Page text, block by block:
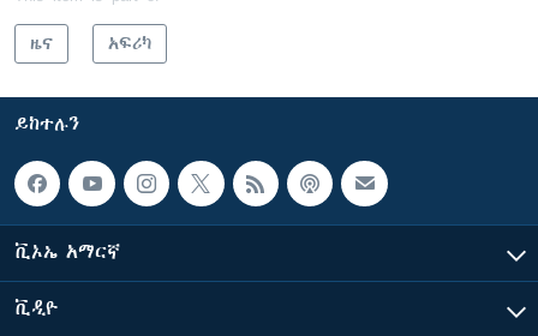
ዜና አፍሪካ
ይከተሉን
ቪኦኤ አማርኛ
ቪዲዮ